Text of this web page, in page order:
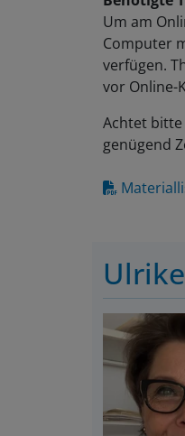
Um am
Computer
verfügen.
vor Online-
Achtet
genügend